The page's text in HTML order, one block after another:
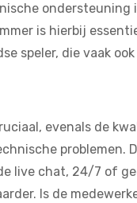
ondersteuning
is hierbij
speler, die vaak
evenals de
problemen.
live chat, 24/7 of
Is de